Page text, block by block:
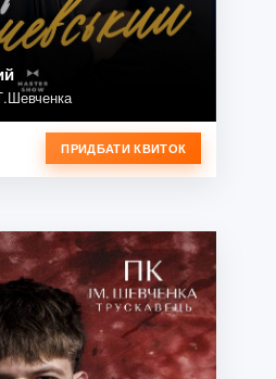
ПРИДБАТИ КВИТОК